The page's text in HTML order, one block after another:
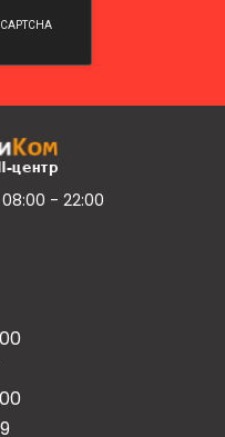
08:00 - 22:00